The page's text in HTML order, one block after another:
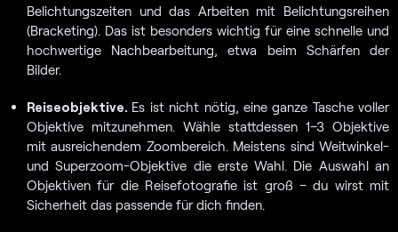
Belichtungszeiten und das Arbeiten mit Belichtungsreihen
(Bracketing). Das ist besonders wichtig für eine schnelle und
hochwertige Nachbearbeitung, etwa beim Schärfen der
Bilder.
Reiseobjektive. Es ist nicht nötig, eine ganze Tasche voller
Objektive mitzunehmen. Wähle stattdessen 1–3 Objektive
mit ausreichendem Zoombereich. Meistens sind Weitwinkel-
und Superzoom-Objektive die erste Wahl. Die Auswahl an
Objektiven für die Reisefotografie ist groß – du wirst mit
Sicherheit das passende für dich finden.